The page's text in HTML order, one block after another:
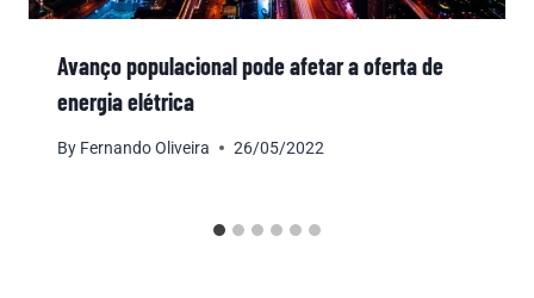
Avanço populacional pode afetar a oferta de
energia elétrica
By Fernando Oliveira 26/05/2022